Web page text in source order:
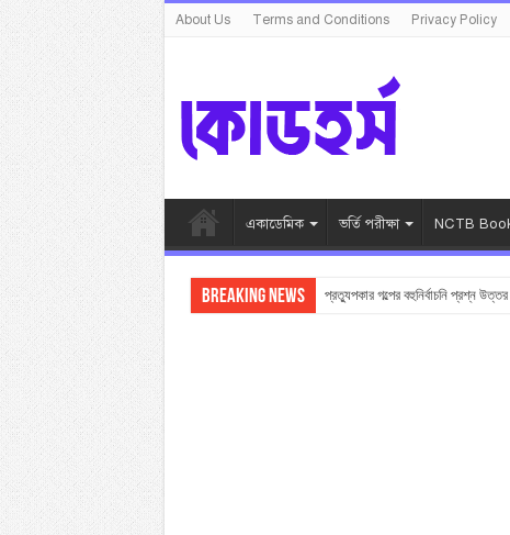
About Us Terms and Conditions Privacy Policy
একাডেমিক ভর্তি পরীক্ষা NCTB
Breaking News প্রত্যুপকার গল্পের বহুনির্বাচনি প্রশ্ন উত্তর